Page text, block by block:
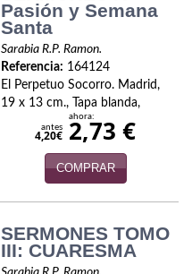
Pasión y Semana
Santa
Sarabia R.P. Ramon.
Referencia: 164124
El Perpetuo Socorro. Madrid,
19 x 13 cm., Tapa blanda,
antes
4,20€
ahora:
2,73 €
COMPRAR
SERMONES TOMO
III: CUARESMA